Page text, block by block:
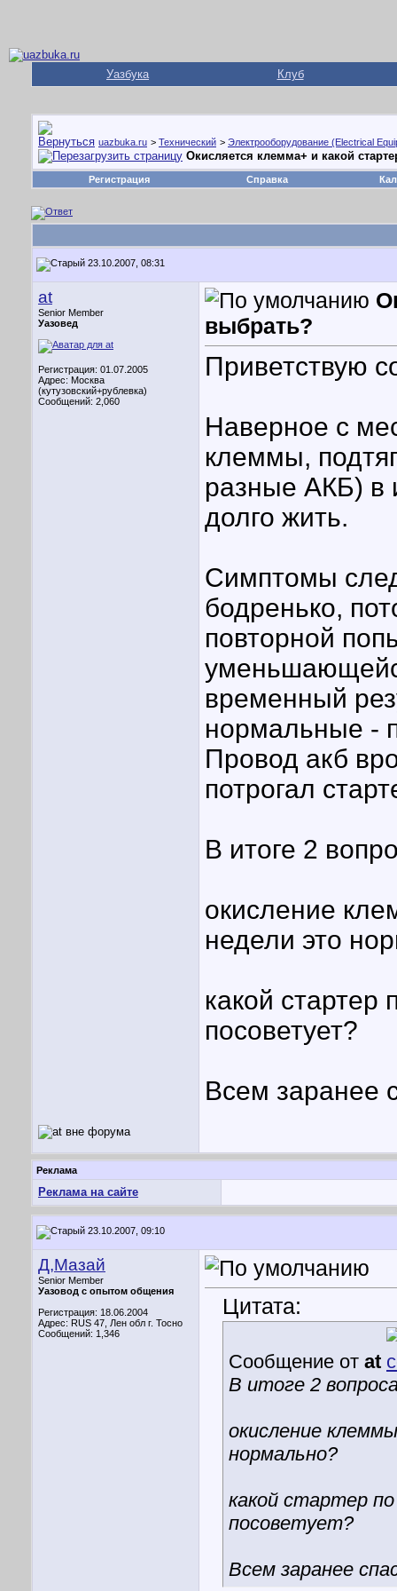
Уазбука Клуб
uazbuka.ru > Технический > Электрооборудование (Electrical
Окисляется клемма+ и какой
Регистрация Справка
23.10.2007, 08:31
at
Senior Member
Уазовед
Регистрация: 01.07.2005
Адрес: Москва
(кутузовский+рублевка)
Сообщений: 2,060
выбрать?
Приветствую
Наверное с
клеммы,
разные АКБ) в
долго жить.
Симптомы
бодренько,
повторной
временный
нормальные -
Провод акб
потрогал
В итоге 2
окисление
недели это
какой стартер
посоветует?
Всем заранее
Реклама
Реклама на сайте
23.10.2007, 09:10
Д,Мазай
Senior Member
Уазовод с опытом общения
Регистрация: 18.06.2004
Адрес: RUS 47, Лен обл г. Тосно
Сообщений: 1,346
Цитата:
Сообщение от at
В итоге 2
окисление
нормально?
какой стартер
посоветует?
Всем заранее